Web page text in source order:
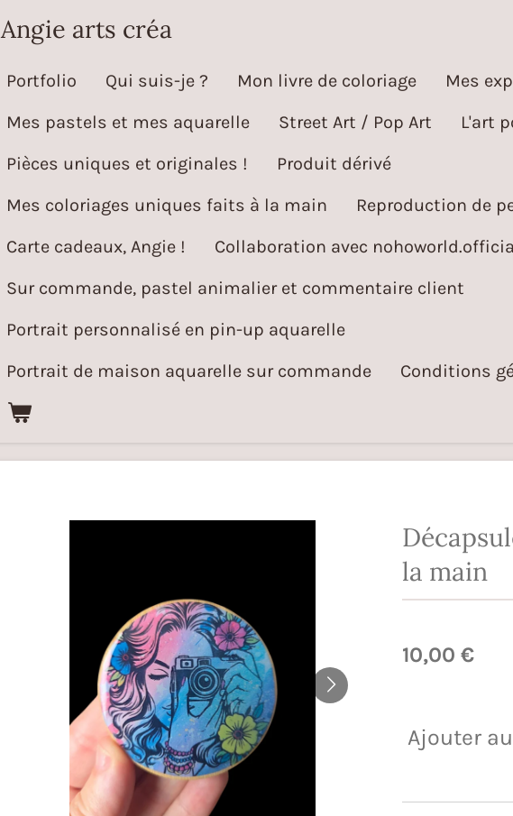
Angie arts créa
Portfolio Qui suis-je ? Mon livre de coloriage
Mes
Mes pastels et mes aquarelle
Street Art / Pop Art
L'art
Pièces uniques et originales !
Produit dérivé
Mes coloriages uniques faits à la main
Reproduction de
Carte cadeaux, Angie !
Collaboration avec
Sur commande, pastel animalier et commentaire client
Portrait personnalisé en pin-up aquarelle
Portrait de maison aquarelle sur commande
Conditions
la main
10,00 €
Ajouter